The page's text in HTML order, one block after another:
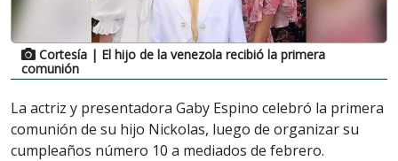
Cortesía | El hijo de la venezola recibió la primera
comunión
La actriz y presentadora Gaby Espino celebró la primera
comunión de su hijo Nickolas, luego de organizar su
cumpleaños número 10 a mediados de febrero.